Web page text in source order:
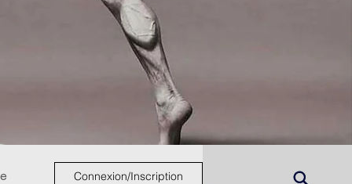
Connexion/Inscription